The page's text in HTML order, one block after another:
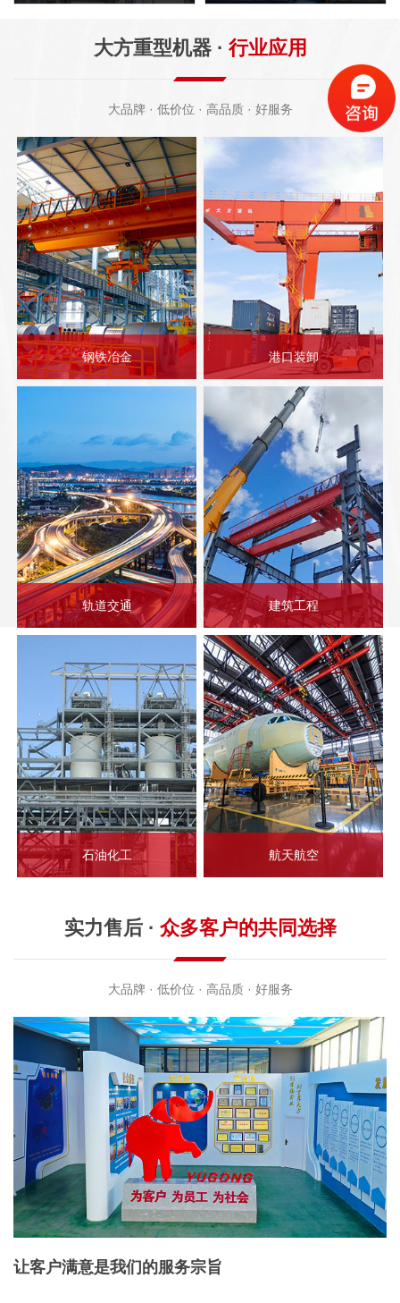
大方重型机器 · 行业应用
大品牌 · 低价位 · 高品质 · 好服务
钢铁冶金 港口装卸
轨道交通 建筑工程
石油化工 航天航空
实力售后 · 众多客户的共同选择
大品牌 · 低价位 · 高品质 · 好服务
让客户满意是我们的服务宗旨